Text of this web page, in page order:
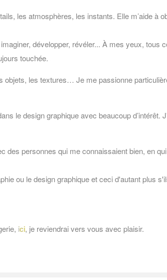
les atmosphères, les instants. Elle m’aide à
développer, révéler... À mes yeux, tous
touchée.
objets, les textures… Je me passionne
le design graphique avec beaucoup d’intérêt.
des personnes qui me connaissaient bien, en
ou le design graphique et ceci d'autant plus
ici, je reviendrai vers vous avec plaisir.